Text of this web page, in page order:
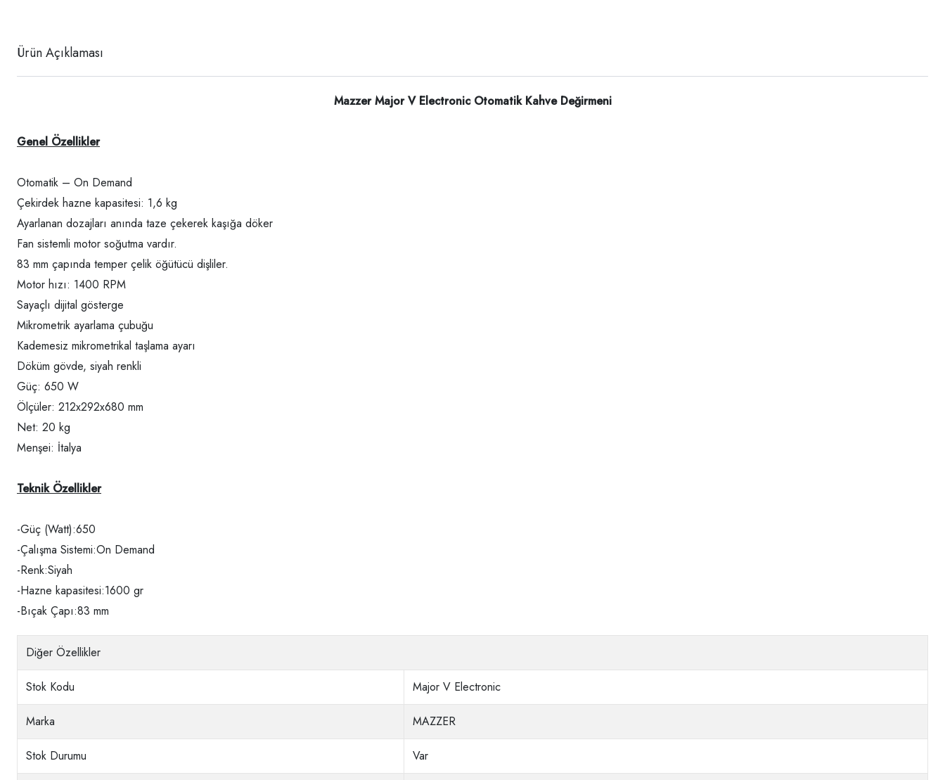
Ürün Açıklaması
Mazzer Major V Electronic Otomatik Kahve Değirmeni
Genel Özellikler
Otomatik – On Demand
Çekirdek hazne kapasitesi: 1,6 kg
Ayarlanan dozajları anında taze çekerek kaşığa döker
Fan sistemli motor soğutma vardır.
83 mm çapında temper çelik öğütücü dişliler.
Motor hızı: 1400 RPM
Sayaçlı dijital gösterge
Mikrometrik ayarlama çubuğu
Kademesiz mikrometrikal taşlama ayarı
Döküm gövde, siyah renkli
Güç: 650 W
Ölçüler: 212x292x680 mm
Net: 20 kg
Menşei: İtalya
Teknik Özellikler
-Güç (Watt):650
-Çalışma Sistemi:On Demand
-Renk:Siyah
-Hazne kapasitesi:1600 gr
-Bıçak Çapı:83 mm
Diğer Özellikler
Stok Kodu Major V Electronic
Marka MAZZER
Stok Durumu Var